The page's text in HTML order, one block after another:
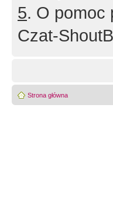
5. O pomoc
Czat-
Strona główna